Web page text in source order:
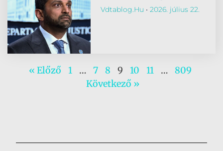
Vdtablog.hu 2026. július 22.
« Előző 1 … 7 8 9 10 11 …
809
Következő »